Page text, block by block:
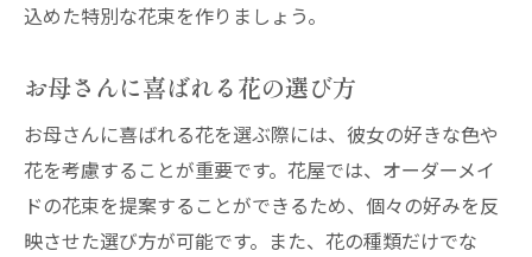
込めた特別な花束を作りましょう。
お母さんに喜ばれる花の選び方
お母さんに喜ばれる花を選ぶ際には、彼女の好きな色や
花を考慮することが重要です。花屋では、オーダーメイ
ドの花束を提案することができるため、個々の好みを反
映させた選び方が可能です。また、花の種類だけでな